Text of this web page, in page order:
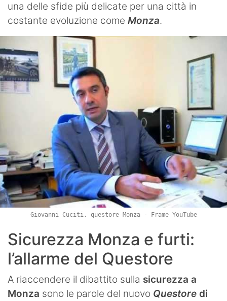
una delle sfide più delicate per una città in
costante evoluzione come Monza.
Giovanni Cuciti, questore Monza - Frame YouTube
Sicurezza Monza e furti:
l’allarme del Questore
A riaccendere il dibattito sulla sicurezza a
Monza sono le parole del nuovo Questore di